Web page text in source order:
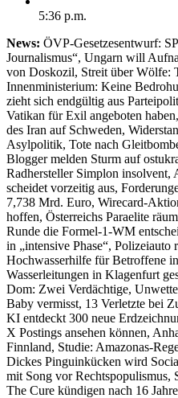
5:36 p.m.
News: ÖVP-Gesetzesentwurf:
Journalismus“, Ungarn will
von Doskozil, Streit über Wölfe:
Innenministerium: Keine
zieht sich endgültig aus
Vatikan für Exil angeboten
des Iran auf Schweden,
Asylpolitik, Tote nach
Blogger melden Sturm auf
Radhersteller Simplon insolvent,
scheidet vorzeitig aus,
7,738 Mrd. Euro, Wirecard-
hoffen, Österreichs Paraelite
Runde die Formel-1-WM
in „intensive Phase“,
Hochwasserhilfe für Betroffene
Wasserleitungen in Klagenfurt
Dom: Zwei Verdächtige,
Baby vermisst, 13 Verletzte bei
KI entdeckt 300 neue
X Postings ansehen können,
Finnland, Studie: Amazonas-
Dickes Pinguinkücken wird
mit Song vor Rechtspopulismus,
The Cure kündigen nach 16